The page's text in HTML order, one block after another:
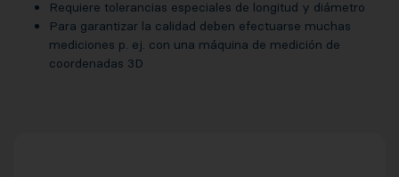
Requiere tolerancias especiales de longitud y diámetro
Para garantizar la calidad deben efectuarse muchas
mediciones p. ej. con una máquina de medición de
coordenadas 3D